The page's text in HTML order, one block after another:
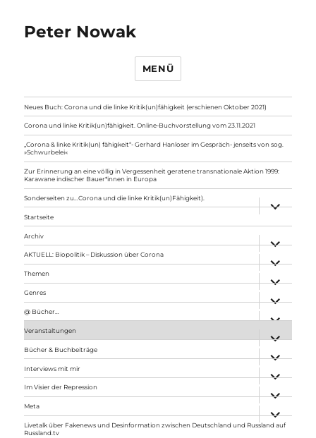
Peter Nowak
MENÜ
Neues Buch: Corona und die linke Kritik(un)fähigkeit (erschienen Oktober 2021)
Corona und linke Kritik(un)fähigkeit. Online-Buchvorstellung vom 23.11.2021
„Corona & linke Kritik(un) fähigkeit“- Gerhard Hanloser im Gespräch- jenseits von sog.
»Schwurbelei«
Zur Erinnerung an eine völlig in Vergessenheit geratene transnationale Aktion 1999:
Karawane indischer Bauer*innen in Europa
Sonderseiten zu…Corona und die linke Kritik(un)Fähigkeit).
anzeigen
Startseite
Archiv
anzeigen
AKTUELL: Biopolitik – Diskussion über Corona
anzeigen
Themen
anzeigen
Genres
anzeigen
@ Bücher…
Veranstaltungen
anzeigen
Bücher & Buchbeiträge
anzeigen
Interviews mit mir
anzeigen
Im Visier der Repression
anzeigen
Meta
anzeigen
Livetalk über Fakenews und Desinformation zwischen Deutschland und Russland auf
Russland.tv